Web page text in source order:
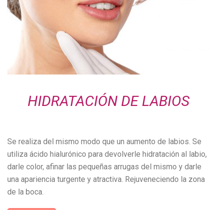
HIDRATACIÓN DE LABIOS
Se realiza del mismo modo que un aumento de labios. Se
utiliza ácido hialurónico para devolverle hidratación al labio,
darle color, afinar las pequeñas arrugas del mismo y darle
una apariencia turgente y atractiva. Rejuveneciendo la zona
de la boca.